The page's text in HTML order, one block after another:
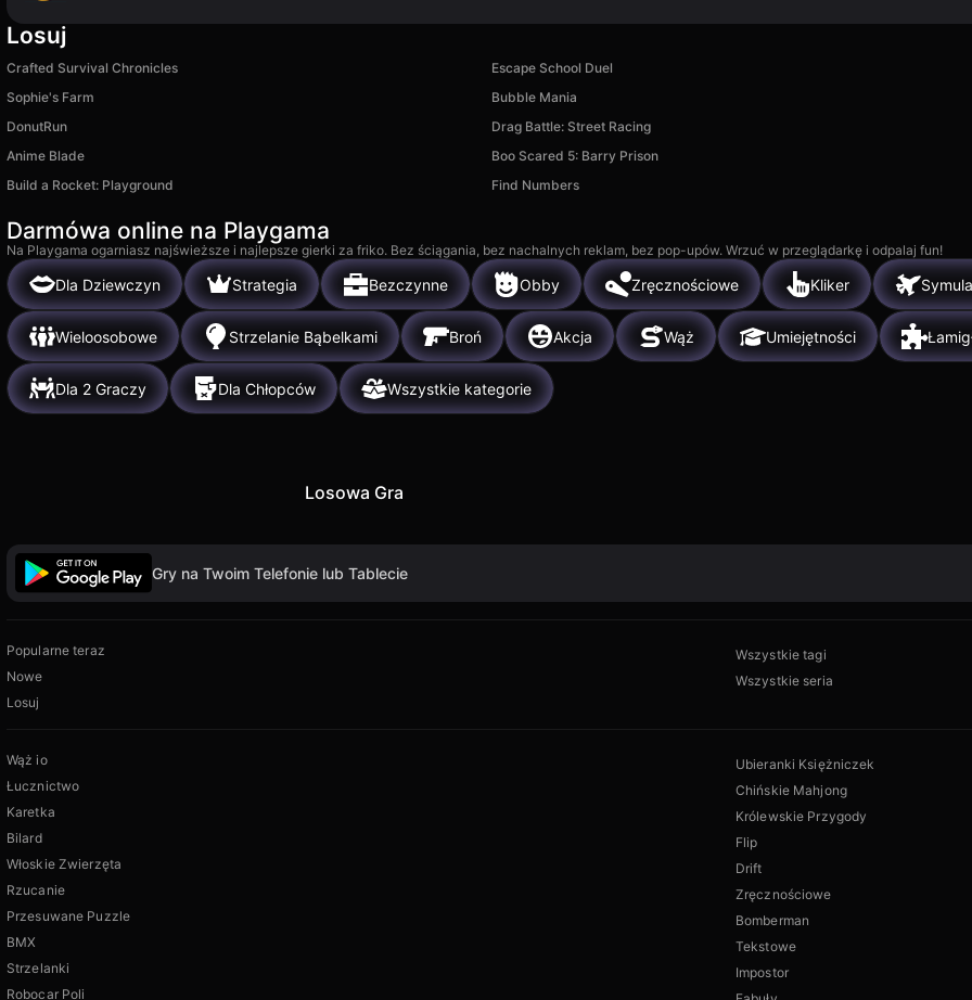
Losuj
Crafted Survival Chronicles Escape School Duel
Sophie's Farm
Bubble Mania
DonutRun
Drag Battle: Street Racing
Anime Blade
Boo Scared 5: Barry Prison
Build a Rocket: Playground
Find Numbers
Darmówa online na Playgama
Na Playgama ogarniasz najświeższe i najlepsze gierki za friko. Bez ściągania, bez nachalnych reklam, bez pop-upów. Wrzuć w przeglądarkę i odpalaj fun!
Dla Dziewczyn Strategia Bezczynne Obby Zręcznościowe Kliker
Wieloosobowe Strzelanie Bąbelkami Broń Akcja Wąż Umiejętności
Dla 2 Graczy Dla Chłopców Wszystkie kategorie
Losowa Gra
Gry na Twoim Telefonie lub Tablecie
Popularne teraz
Nowe
Losuj
Wszystkie tagi
Wszystkie seria
Wąż io
Łucznictwo
Karetka
Bilard
Włoskie Zwierzęta
Rzucanie
Przesuwane Puzzle
BMX
Strzelanki
Robocar Poli
Ubieranki Księżniczek
Chińskie Mahjong
Królewskie Przygody
Flip
Drift
Zręcznościowe
Bomberman
Tekstowe
Impostor